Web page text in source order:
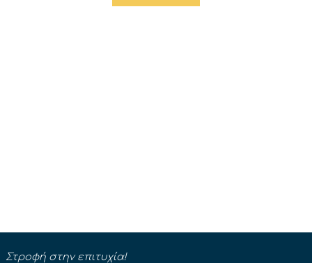
Στροφή στην επιτυχία!